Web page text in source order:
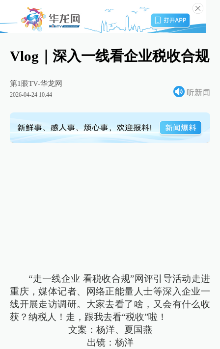
Vlog｜深入一线看企业税收合规
第1眼TV-华龙网
2026-04-24 10:44 听新闻
“走一线企业 看税收合规”网评引导活动走进
重庆，媒体记者、网络正能量人士等深入企业一
线开展走访调研。大家去看了啥，又会有什么收
获？纳税人！走，跟我去看“税收”啦！
文案：杨洋、夏国燕
出镜：杨洋